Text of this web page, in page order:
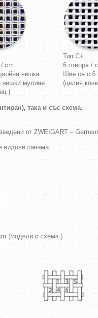
/ cm
нишка.
нишки мулине
)
Тип C+
6 отвора /
Шие се с 6
(целия
така и със схема.
от ZWEIGART –
видове панама:
(модели с схема )